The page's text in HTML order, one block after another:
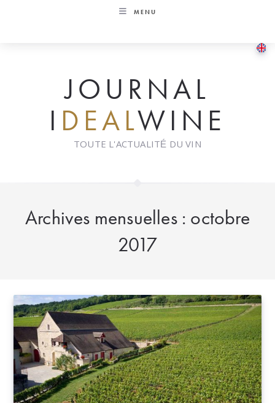
MENU
JOURNAL
I DEALWINE
TOUTE L'ACTUALITÉ DU VIN
Archives mensuelles : octobre
2017